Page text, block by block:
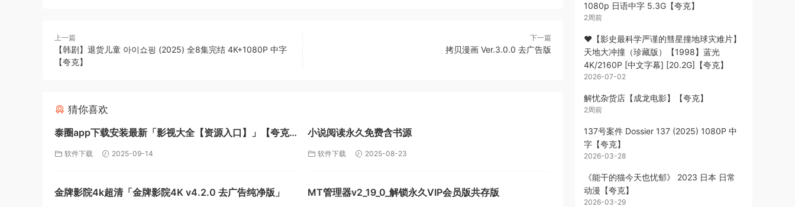
上一篇
【韩剧】退货儿童 아이쇼핑 (2025) 全8集完结 4K+1080P 中字
【夸克】
下一篇
拷贝漫画 Ver.3.0.0 去广告版
猜你喜欢
泰圈app下载安装最新「影视大全【资源入口】」【夸克
下载】
软件下载 2025-09-14
小说阅读永久免费含书源
软件下载 2025-08-23
金牌影院4k超清「金牌影院4K v4.2.0 去广告纯净版」 MT管理器v2_19_0_解锁永久VIP会员版共存版
1080p 日语中字 5.3G【夸克】
2周前
❤️【影史最科学严谨的彗星撞地球灾难片】
天地大冲撞（珍藏版）【1998】蓝光
4K/2160P [中文字幕] [20.2G]【夸克】
2026-07-02
解忧杂货店【成龙电影】【夸克】
2周前
137号案件 Dossier 137 (2025) 1080P 中
字【夸克】
2026-03-28
《能干的猫今天也忧郁》 2023 日本 日常
动漫【夸克】
2026-03-29